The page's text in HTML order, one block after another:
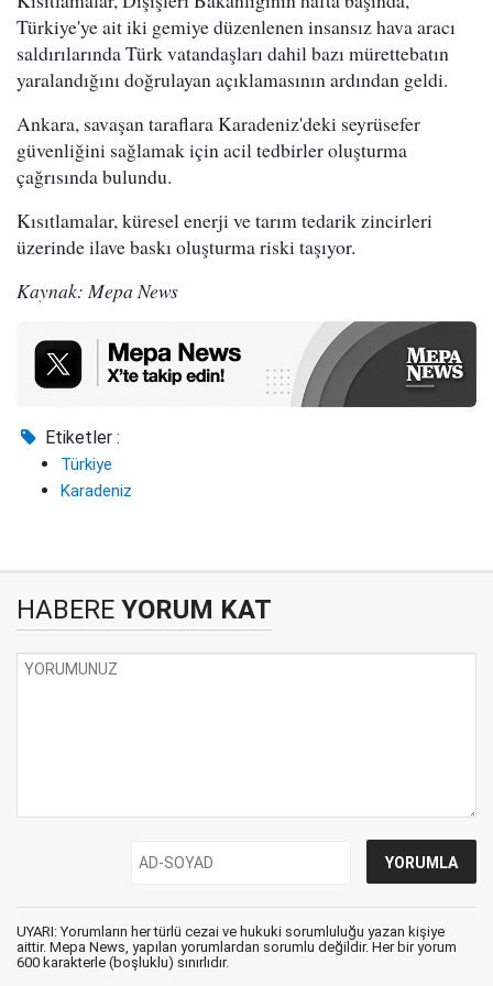
Türkiye'ye ait iki gemiye düzenlenen insansız hava aracı
saldırılarında Türk vatandaşları dahil bazı mürettebatın
yaralandığını doğrulayan açıklamasının ardından geldi.
Ankara, savaşan taraflara Karadeniz'deki seyrüsefer
güvenliğini sağlamak için acil tedbirler oluşturma
çağrısında bulundu.
Kısıtlamalar, küresel enerji ve tarım tedarik zincirleri
üzerinde ilave baskı oluşturma riski taşıyor.
Kaynak: Mepa News
Etiketler :
Türkiye
Karadeniz
HABERE YORUM KAT
UYARI: Yorumların her türlü cezai ve hukuki sorumluluğu yazan kişiye
aittir. Mepa News, yapılan yorumlardan sorumlu değildir. Her bir yorum
600 karakterle (boşluklu) sınırlıdır.